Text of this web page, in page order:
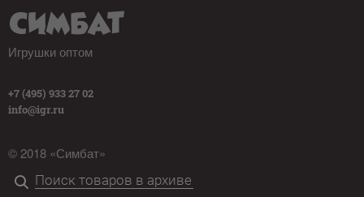
Игрушки оптом
+7 (495) 933 27 02
info@igr.ru
© 2018 «Симбат»